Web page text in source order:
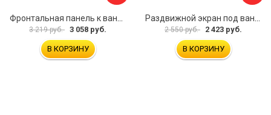
3 219 руб. 3 058 руб.
В КОРЗИНУ
2 550 руб. 2 423 руб.
В КОРЗИНУ